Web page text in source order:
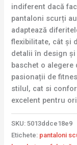
indiferent dacă
pantaloni scurți
adaptează
flexibilitate, cât și
detalii în design
baschet o
pasionații de
stilul, cat si
excelent pentru
SKU:5013ddce18e9
Etichete: pantaloni